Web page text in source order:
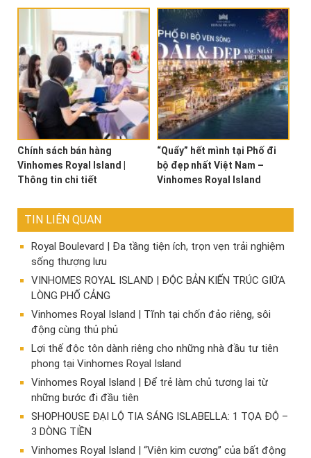
Chính sách bán hàng
Vinhomes Royal Island |
Thông tin chi tiết
“Quẩy” hết mình tại Phố đi
bộ đẹp nhất Việt Nam –
Vinhomes Royal Island
TIN LIÊN QUAN
Royal Boulevard | Đa tầng tiện ích, trọn vẹn trải nghiệm
sống thượng lưu
VINHOMES ROYAL ISLAND | ĐỘC BẢN KIẾN TRÚC GIỮA
LÒNG PHỐ CẢNG
Vinhomes Royal Island | Tĩnh tại chốn đảo riêng, sôi
động cùng thủ phủ
Lợi thế độc tôn dành riêng cho những nhà đầu tư tiên
phong tại Vinhomes Royal Island
Vinhomes Royal Island | Để trẻ làm chủ tương lai từ
những bước đi đầu tiên
SHOPHOUSE ĐẠI LỘ TIA SÁNG ISLABELLA: 1 TỌA ĐỘ –
3 DÒNG TIỀN
Vinhomes Royal Island | “Viên kim cương” của bất động